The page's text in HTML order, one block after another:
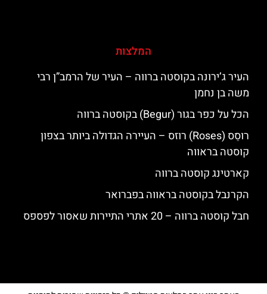
המלצות
העיר ג’ירונה בקוסטה ברווה – העיר של הרמב”ן רבי
משה בן נחמן
הכל על כפר בגור (Begur) בקוסטה ברווה
רוסֵס (Roses) רוזס – העיירה הגדולה ביותר בצפון
קוסטה בראווה
קארטינג קוסטה ברווה
הקרנבל בקוסטה בראווה בפברואר
חבל קוסטה ברווה – 20 אתרי התיירות שאסור לפספס